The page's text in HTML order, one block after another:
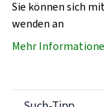
Sie können sich
wenden an
Mehr